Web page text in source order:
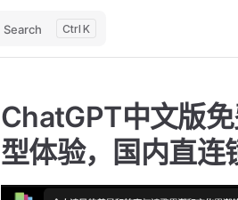
Search K
ChatGPT中文版
型体验，国内直连